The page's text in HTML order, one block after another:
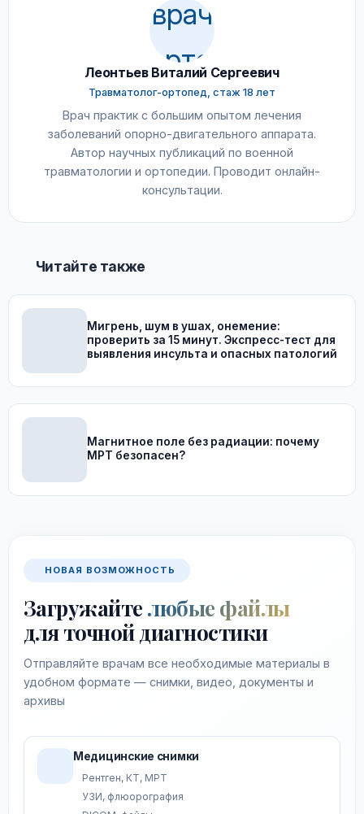
Леонтьев Виталий Сергеевич
Травматолог-ортопед, стаж 18 лет
Врач практик с большим опытом лечения
заболеваний опорно-двигательного аппарата.
Автор научных публикаций по военной
травматологии и ортопедии. Проводит онлайн-
консультации.
Читайте также
Мигрень, шум в ушах, онемение:
проверить за 15 минут. Экспресс-тест для
выявления инсульта и опасных патологий
Магнитное поле без радиации: почему
МРТ безопасен?
НОВАЯ ВОЗМОЖНОСТЬ
Загружайте любые файлы
для точной диагностики
Отправляйте врачам все необходимые материалы в
удобном формате — снимки, видео, документы и
архивы
Медицинские снимки
Рентген, КТ, МРТ
УЗИ, флюорография